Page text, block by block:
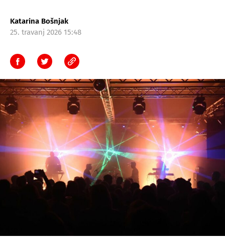
Katarina Bošnjak
25. travanj 2026 15:48